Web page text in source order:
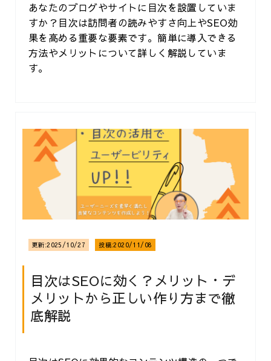
あなたのブログやサイトに目次を設置していま
すか？目次は訪問者の読みやすさ向上やSEO効
果を高める重要な要素です。簡単に導入できる
方法やメリットについて詳しく解説していま
す。
目次はSEOに効く？メリット・デ
メリットから正しい作り方まで徹
底解説
更新:2025/10/27 投稿:2020/11/08